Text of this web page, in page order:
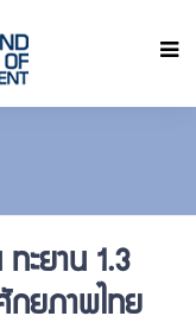
ทะยาน 1.3
กยภาพไทย